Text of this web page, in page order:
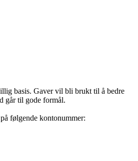
basis. Gaver vil bli brukt til å bedre
går til gode formål.
følgende kontonummer: